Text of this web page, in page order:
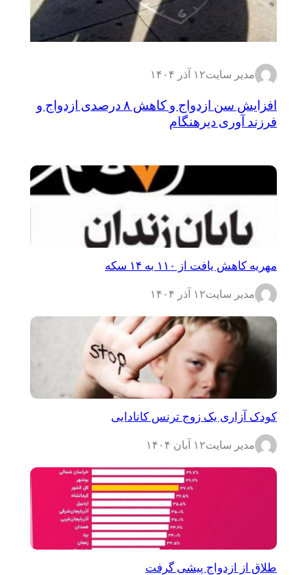
مدیر سایت۱۲ آذر ۱۴۰۴
افزایش سن ازدواج و کاهش ۸ درصدی ازدواج و
فرزند آوری دیرهنگام
مهریه کاهش یافت از ۱۱۰ به ۱۴ سکه
مدیر سایت۱۲ آذر ۱۴۰۴
کودک آزاری یک زوج ترنس کانادایی
مدیر سایت۱۲ آبان ۱۴۰۴
طلاق از ازدواج پیشی گرفت